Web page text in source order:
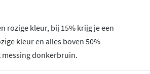
rozige kleur, bij 15% krijg je een
kleur en alles boven 50%
donkerbruin.